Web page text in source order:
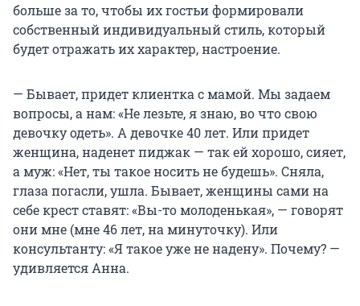
больше за то, чтобы их гостьи формировали
собственный индивидуальный стиль, который
будет отражать их характер, настроение.
— Бывает, придет клиентка с мамой. Мы задаем
вопросы, а нам: «Не лезьте, я знаю, во что свою
девочку одеть». А девочке 40 лет. Или придет
женщина, наденет пиджак — так ей хорошо, сияет,
а муж: «Нет, ты такое носить не будешь». Сняла,
глаза погасли, ушла. Бывает, женщины сами на
себе крест ставят: «Вы-то молоденькая», — говорят
они мне (мне 46 лет, на минуточку). Или
консультанту: «Я такое уже не надену». Почему? —
удивляется Анна.